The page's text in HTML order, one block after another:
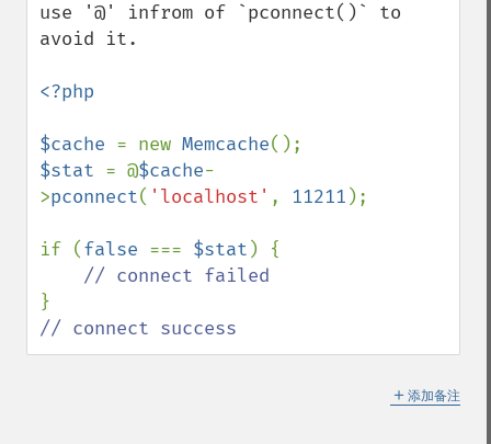
use '@' infrom of `pconnect()` to
avoid it.
<?php
$cache = new Memcache
$stat = @$cache-
>pconnect( 'localhost' , 11211 );
if (false === $stat ) {
// connect success
＋ 添加备注